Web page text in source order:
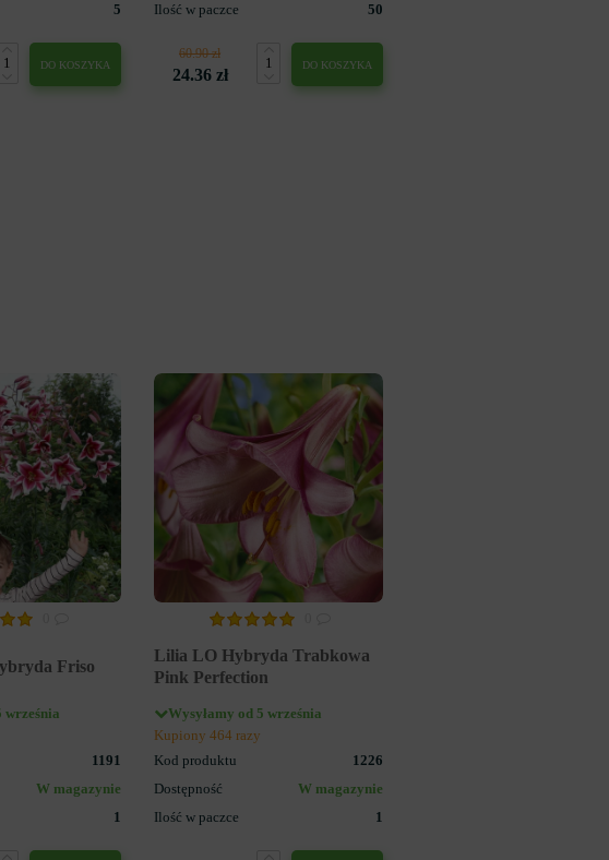
5
DO KOSZYKA
Ilość w paczce
50
60.90 zł
24.36 zł
DO KOSZYKA
Friso
września
1191
W magazynie
1
Lilia LO Hybryda Trabkowa
Pink Perfection
Wysyłamy od 5 września
Kupiony 464 razy
Kod produktu
1226
Dostępność
W magazynie
Ilość w paczce
1